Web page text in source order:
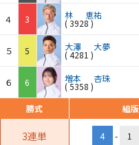
４ 3 林 恵祐
(3928)
５ 5 大澤 大夢
(4281 )
６ 6 増本 杏珠
(5358 )
勝式 組版
3連単 4 - 1